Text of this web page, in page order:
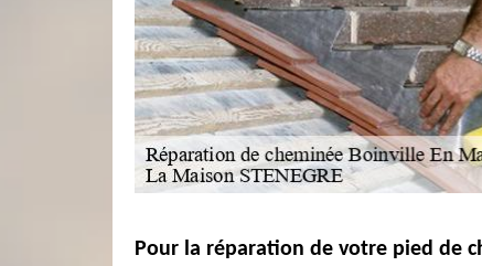
Pour la réparation de votre pied de